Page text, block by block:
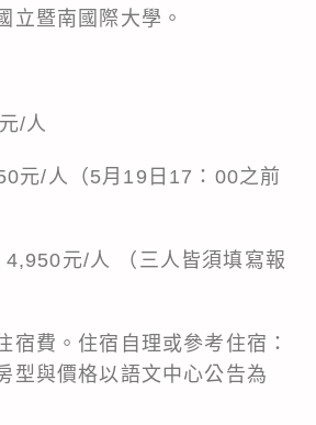
立暨南國際大學。
/人
元/人（5月19日17：00之前
4,950元/人 （三人皆須填寫報
宿費。住宿自理或參考住宿：
型與價格以語文中心公告為